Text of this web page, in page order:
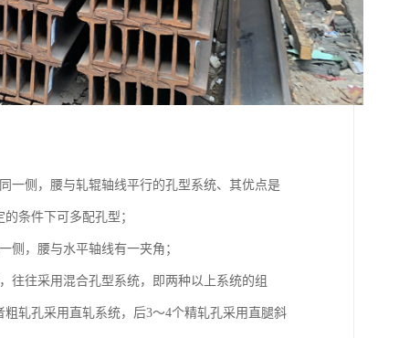
一侧，腰与轧辊轴线平行的孔型系统、其优点是
条件下可多配孔型；
侧，腰与水平轴线有一夹角；
往往采用混合孔型系统，即两种以上系统的组
轧孔采用直轧系统，后3～4个精轧孔采用直腿斜